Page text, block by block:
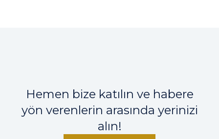
Hemen bize katılın ve habere
yön verenlerin arasında yerinizi
alın!